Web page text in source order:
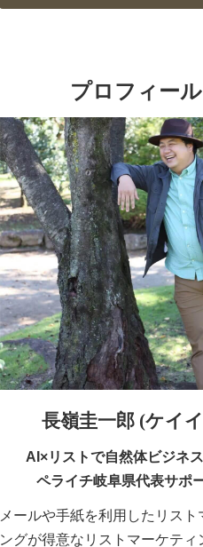
プロフィール
長嶺圭一郎 (ケイ
AI×リストで自然体ビジネ
ペライチ岐阜県代表サポ
メールや手紙を利用したリスト
ングが得意なリストマーケティ